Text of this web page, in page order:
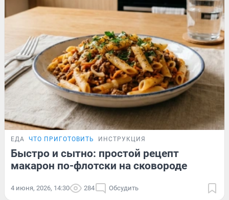
ЕДА ЧТО ПРИГОТОВИТЬ ИНСТРУКЦИЯ
Быстро и сытно: простой рецепт
макарон по-флотски на сковороде
4 июня, 2026, 14:30 284 Обсудить